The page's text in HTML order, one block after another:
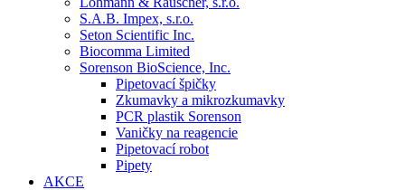
S.A.B. Impex, s.r.o.
Seton Scientific Inc.
Biocomma Limited
Sorenson BioScience, Inc.
Pipetovací špičky
Zkumavky a mikrozkumavky
PCR plastik Sorenson
Vaničky na reagencie
Pipetovací robot
Pipety
AKCE